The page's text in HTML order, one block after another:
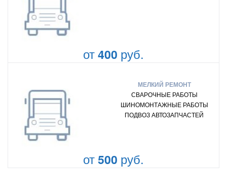
от400 руб.
МЕЛКИЙ РЕМОНТ
СВАРОЧНЫЕ РАБОТЫ
ШИНОМОНТАЖНЫЕ РАБОТЫ
ПОДВОЗ АВТОЗАПЧАСТЕЙ
от500 руб.